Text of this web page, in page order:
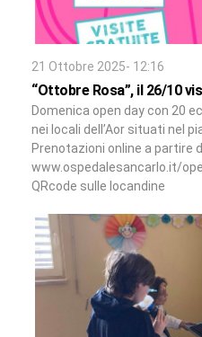
21 Ottobre 2025- 12:16
“Ottobre Rosa”, il 26/10
Domenica open day con 20
nei locali dell’Aor situati nel
Prenotazioni online a partire
www.ospedalesancarlo.it/
QRcode sulle locandine